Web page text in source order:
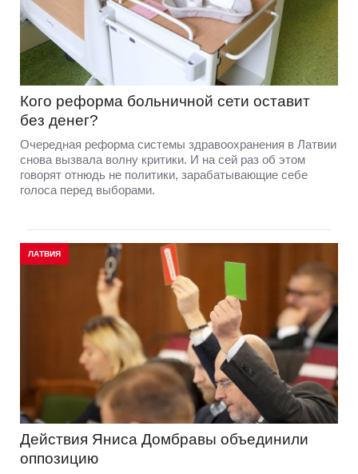
Кого реформа больничной сети оставит
без денег?
Очередная реформа системы здравоохранения в Латвии
снова вызвала волну критики. И на сей раз об этом
говорят отнюдь не политики, зарабатывающие себе
голоса перед выборами.
ЛАТВИЯ
Действия Яниса Домбравы объединили
оппозицию